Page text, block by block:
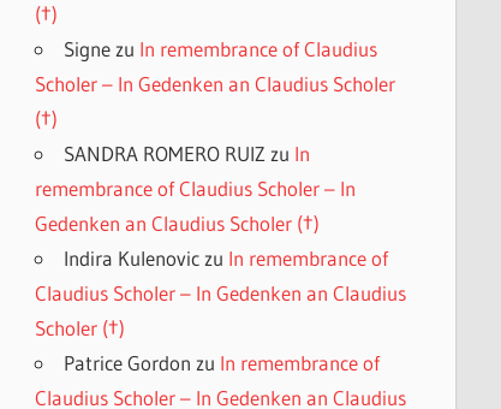
(†)
Signezu In remembrance of Claudius
Scholer – In Gedenken an Claudius Scholer
(†)
SANDRA ROMERO RUIZ zu In
remembrance of Claudius Scholer – In
Gedenken an Claudius Scholer (†)
Indira Kulenoviczu In remembrance of
Claudius Scholer – In Gedenken an Claudius
Scholer (†)
Patrice Gordon zu In remembrance of
Claudius Scholer – In Gedenken an Claudius